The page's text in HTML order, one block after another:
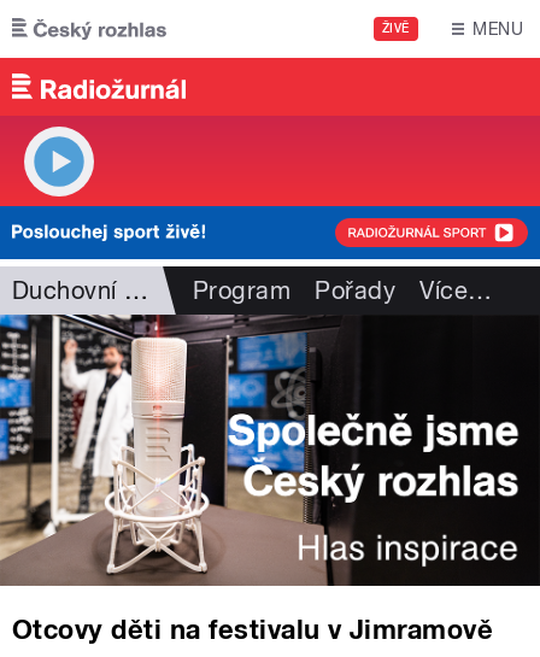
Přejít k hlavnímu obsahu
ŽIVĚ MENU
Duchovní hudba Program Pořady Více…
Otcovy děti na festivalu v Jimramově